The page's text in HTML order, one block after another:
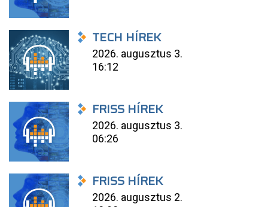
TECH HÍREK
2026. augusztus 3.
16:12
FRISS HÍREK
2026. augusztus 3.
06:26
FRISS HÍREK
2026. augusztus 2.